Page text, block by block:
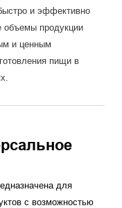
и эффективно
объемы продукции
и ценным
пищи в
для
с возможностью